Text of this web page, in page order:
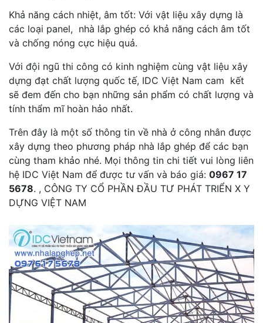
Khả năng cách nhiệt, âm tốt: Với vật liệu xây dựng là
các loại panel, nhà lắp ghép có khả năng cách âm tốt
và chống nóng cực hiệu quả.
Với đội ngũ thi công có kinh nghiệm cùng vật liệu xây
dựng đạt chất lượng quốc tế, IDC Việt Nam cam kết
sẽ đem đến cho bạn những sản phẩm có chất lượng và
tính thẩm mĩ hoàn hảo nhất.
Trên đây là một số thông tin về nhà ở công nhân được
xây dựng theo phương pháp nhà lắp ghép để các bạn
cùng tham khảo nhé. Mọi thông tin chi tiết vui lòng liên
hệ IDC Việt Nam để được tư vấn và báo giá: 0967 17
5678. , CÔNG TY CỔ PHẦN ĐẦU TƯ PHÁT TRIỂN X Y
DỰNG VIỆT NAM